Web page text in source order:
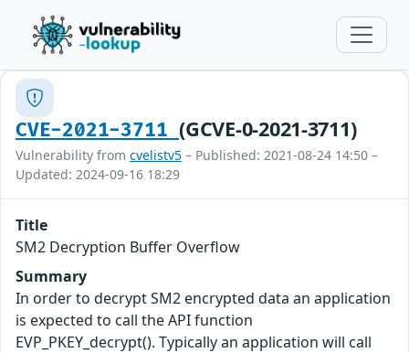
CVE-2021-3711(GCVE-0-2021-3711)
Vulnerability from cvelistv5 – Published: 2021-08-24 14:50 –
Updated: 2024-09-16 18:29
Title
SM2 Decryption Buffer Overflow
Summary
In order to decrypt SM2 encrypted data an application
is expected to call the API function
EVP_PKEY_decrypt(). Typically an application will call